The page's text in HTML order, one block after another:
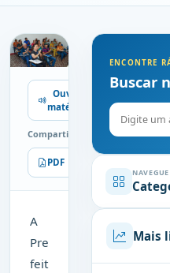
Ouvir
matéria
Compartilhe
PDF Imprimir
A
Pre
feit
ENCONTRE
Buscar
Digite o
Mais